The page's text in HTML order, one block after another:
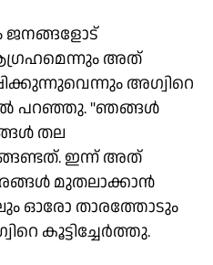
ജനങ്ങളോട്
അത്
അ​ഗ്വിറെ
പറഞ്ഞു. "ഞങ്ങൾ
തല
ഇന്ന് അത്
മുതലാക്കാൻ
ഓരോ താരത്തോടും
കൂട്ടിച്ചേർത്തു.